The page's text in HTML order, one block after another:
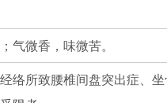
气微香，味微苦。
所致腰椎间盘突出症、坐